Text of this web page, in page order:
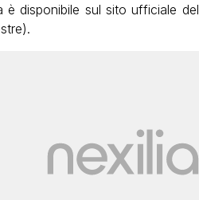
è disponibile sul sito ufficiale del